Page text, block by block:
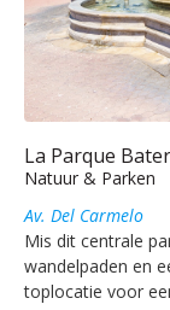
La Parque
Natuur & Parken
Av. Del Carmelo
Mis dit centrale
wandelpaden en
toplocatie voor